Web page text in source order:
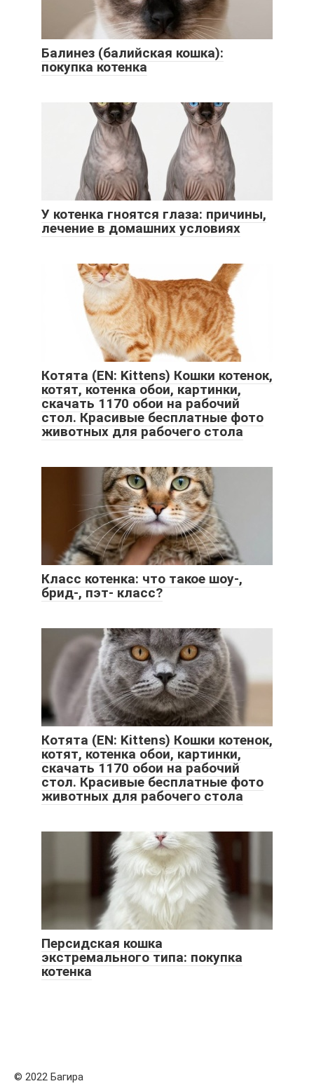
Балинез (балийская кошка):
покупка котенка
У котенка гноятся глаза: причины,
лечение в домашних условиях
Котята (EN: Kittens) Кошки котенок,
котят, котенка обои, картинки,
скачать 1170 обои на рабочий
стол. Красивые бесплатные фото
животных для рабочего стола
Класс котенка: что такое шоу-,
брид-, пэт- класс?
Котята (EN: Kittens) Кошки котенок,
котят, котенка обои, картинки,
скачать 1170 обои на рабочий
стол. Красивые бесплатные фото
животных для рабочего стола
Персидская кошка
экстремального типа: покупка
котенка
© 2022 Багира